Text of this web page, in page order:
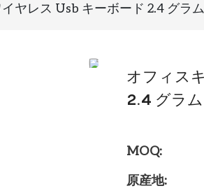
ヤレス Usb キーボード 2.4 グ
オフィス
2.4 グラ
MOQ:
原産地: